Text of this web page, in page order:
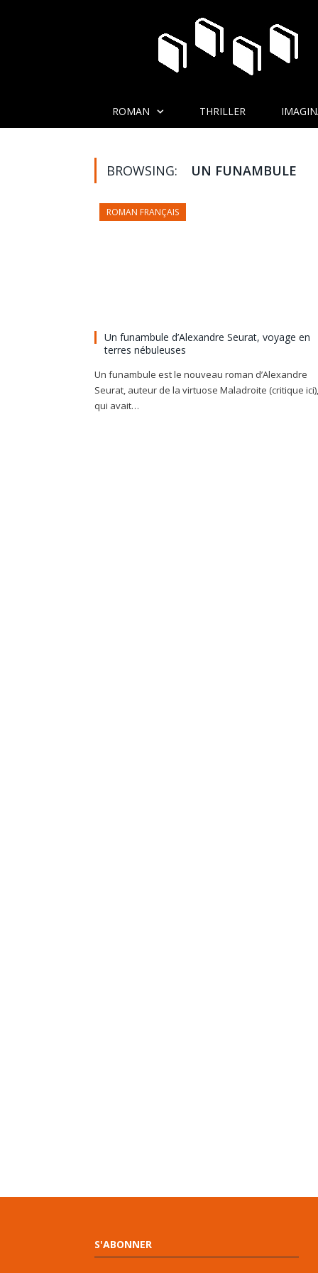
ROMAN THRILLER
BROWSING: UN FUNAMBULE
ROMAN FRANÇAIS
Un funambule d’Alexandre Seurat, voyage en
terres nébuleuses
Un funambule est le nouveau roman d’Alexandre
Seurat, auteur de la virtuose Maladroite (critique ici),
qui avait…
S'ABONNER